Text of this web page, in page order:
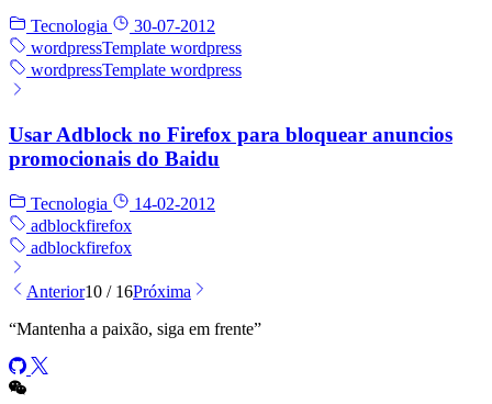
Tecnologia
30-07-2012
wordpressTemplate wordpress
wordpressTemplate wordpress
Usar Adblock no Firefox para bloquear anuncios
promocionais do Baidu
Tecnologia
14-02-2012
adblockfirefox
adblockfirefox
Anterior10 / 16Próxima
“Mantenha a paixão, siga em frente”